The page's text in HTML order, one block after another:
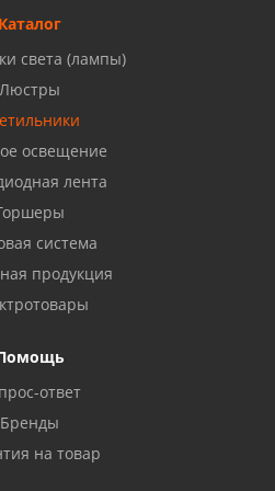
24
55
28
2. ТЦ "Акчарлак"
13
Каталог
света (лампы)
Люстры
освещение
лента
система
продукция
ответ
Бренды
на товар